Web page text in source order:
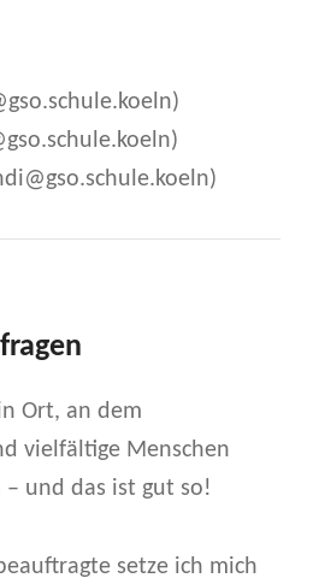
Ort, an dem
vielfältige Menschen
und das ist gut so!
setze ich mich